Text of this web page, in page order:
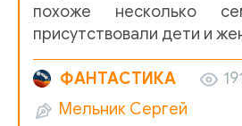
похоже несколько
присутствовали дети и
ФАНТАСТИКА
Мельник Сергей